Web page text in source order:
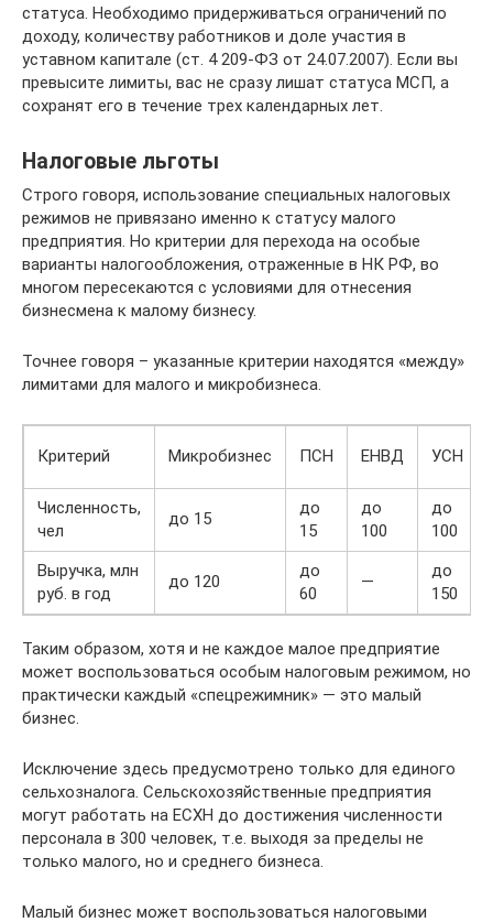
статуса. Необходимо придерживаться ограничений по
доходу, количеству работников и доле участия в
уставном капитале (ст. 4 209-ФЗ от 24.07.2007). Если вы
превысите лимиты, вас не сразу лишат статуса МСП, а
сохранят его в течение трех календарных лет.
Налоговые льготы
Строго говоря, использование специальных налоговых
режимов не привязано именно к статусу малого
предприятия. Но критерии для перехода на особые
варианты налогообложения, отраженные в НК РФ, во
многом пересекаются с условиями для отнесения
бизнесмена к малому бизнесу.
Точнее говоря – указанные критерии находятся «между»
лимитами для малого и микробизнеса.
Критерий Микробизнес ПСН ЕНВД УСН
Численность,
чел
до 15
до
15
до
100
до
100
Выручка, млн
руб. в год
до 120
до
60
—
до
150
Таким образом, хотя и не каждое малое предприятие
может воспользоваться особым налоговым режимом, но
практически каждый «спецрежимник» — это малый
бизнес.
Исключение здесь предусмотрено только для единого
сельхозналога. Сельскохозяйственные предприятия
могут работать на ЕСХН до достижения численности
персонала в 300 человек, т.е. выходя за пределы не
только малого, но и среднего бизнеса.
Малый бизнес может воспользоваться налоговыми